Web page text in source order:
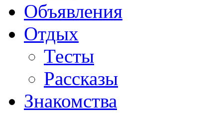
Объявления
Отдых
Тесты
Рассказы
Знакомства